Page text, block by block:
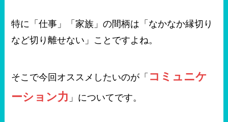
特に「仕事」「家族」の間柄は「なかなか縁切り
など切り離せない」ことですよね。
そこで今回オススメしたいのが「 コミュニケ
ーション力 」についてです。